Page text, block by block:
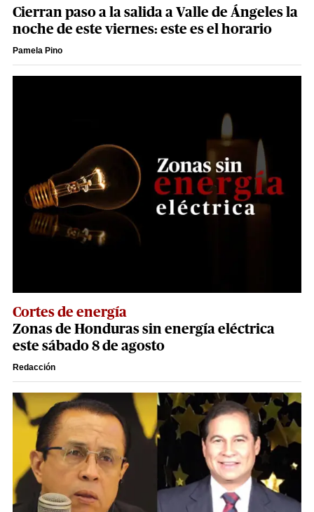
Cierran paso a la salida a Valle de Ángeles la
noche de este viernes: este es el horario
Pamela Pino
Cortes de energía
Zonas de Honduras sin energía eléctrica
este sábado 8 de agosto
Redacción